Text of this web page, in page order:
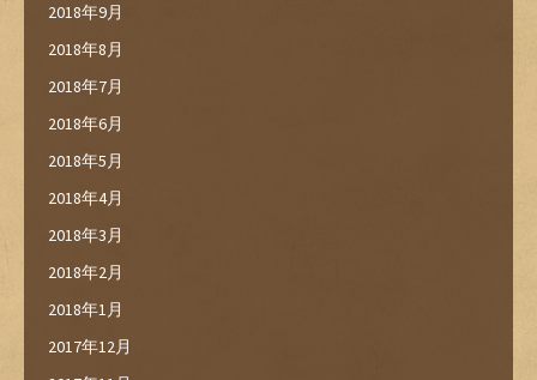
2018年9月
2018年8月
2018年7月
2018年6月
2018年5月
2018年4月
2018年3月
2018年2月
2018年1月
2017年12月